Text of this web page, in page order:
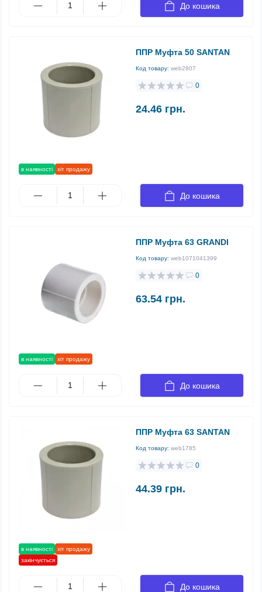
До кошика
в наявності хіт продажу
ППР Муфта 50 SANTAN
Код товару: web2807
0
24.46 грн.
До кошика
в наявності хіт продажу
ППР Муфта 63 GRANDI
Код товару: web1071041399
0
63.54 грн.
До кошика
в наявності
хіт продажу
закінчується
ППР Муфта 63 SANTAN
Код товару: web1785
0
44.39 грн.
До кошика